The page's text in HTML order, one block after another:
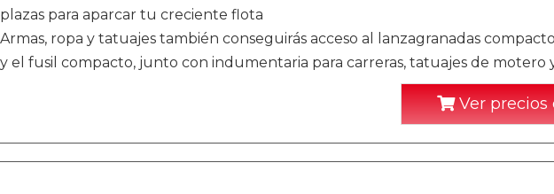
plazas para aparcar tu creciente flota
Armas, ropa y tatuajes también conseguirás acceso al lanzagranadas
y el fusil compacto, junto con indumentaria para carreras, tatuajes de motero
Ver precios